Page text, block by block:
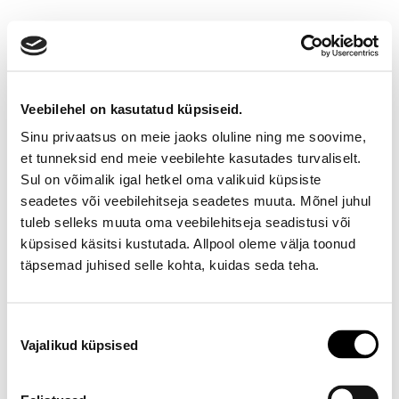
Veebilehel on kasutatud küpsiseid.
Sinu privaatsus on meie jaoks oluline ning me soovime,
et tunneksid end meie veebilehte kasutades turvaliselt.
Sul on võimalik igal hetkel oma valikuid küpsiste
seadetes või veebilehitseja seadetes muuta. Mõnel juhul
tuleb selleks muuta oma veebilehitseja seadistusi või
küpsised käsitsi kustutada. Allpool oleme välja toonud
täpsemad juhised selle kohta, kuidas seda teha.
valik
Vajalikud küpsised
Ootamatu viga!
Proovi varsti uuesti
Telefon E-R 9-17 6673334